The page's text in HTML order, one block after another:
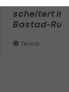
scheitert in
Bastad-
Tennis